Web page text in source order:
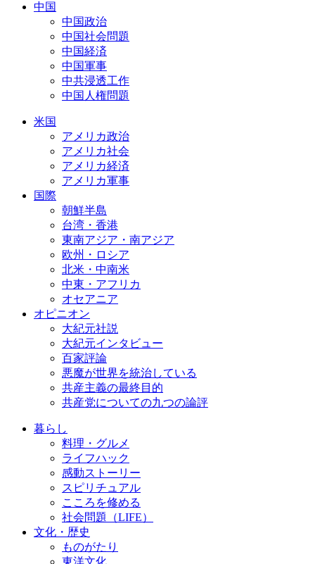
中国
中国政治
中国社会問題
中国経済
中国軍事
中共浸透工作
中国人権問題
米国
アメリカ政治
アメリカ社会
アメリカ経済
アメリカ軍事
国際
朝鮮半島
台湾・香港
東南アジア・南アジア
欧州・ロシア
北米・中南米
中東・アフリカ
オセアニア
オピニオン
大紀元社説
大紀元インタビュー
百家評論
悪魔が世界を統治している
共産主義の最終目的
共産党についての九つの論評
暮らし
料理・グルメ
ライフハック
感動ストーリー
スピリチュアル
こころを修める
社会問題（LIFE）
文化・歴史
ものがたり